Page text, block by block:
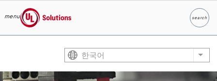
menu
UL Solutions
search
찾다
한국어 List